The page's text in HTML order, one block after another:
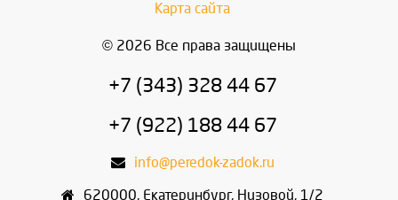
Карта сайта
© 2026 Все права защищены
+7 (343) 328 44 67
+7 (922) 188 44 67
info@peredok-zadok.ru
620000, Екатеринбург, Низовой, 1/2